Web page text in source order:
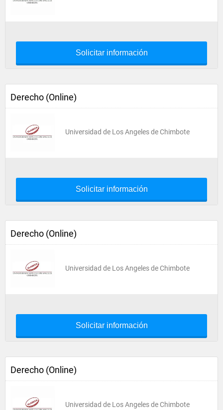
Solicitar información
Derecho (Online)
Universidad de Los Angeles de Chimbote
Solicitar información
Derecho (Online)
Universidad de Los Angeles de Chimbote
Solicitar información
Derecho (Online)
Universidad de Los Angeles de Chimbote